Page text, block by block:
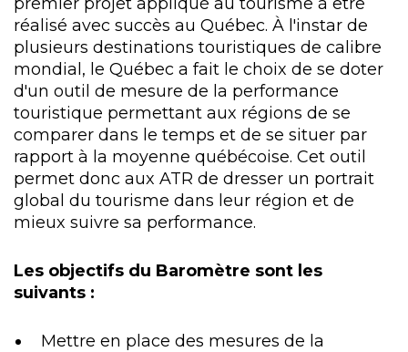
réalisé avec succès au Québec. À l'instar de
plusieurs destinations touristiques de calibre
mondial, le Québec a fait le choix de se doter
d'un outil de mesure de la performance
touristique permettant aux régions de se
comparer dans le temps et de se situer par
rapport à la moyenne québécoise. Cet outil
permet donc aux ATR de dresser un portrait
global du tourisme dans leur région et de
mieux suivre sa performance.
Les objectifs du Baromètre sont les
suivants :
Mettre en place des mesures de la